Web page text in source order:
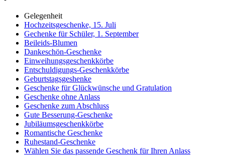
Gelegenheit
Hochzeitsgeschenke, 15. Juli
Gechenke für Schüler, 1. September
Beileids-Blumen
Dankeschön-Geschenke
Einweihungsgeschenkkörbe
Entschuldigungs-Geschenkkörbe
Geburtstagsgeshenke
Geschenke für Glückwünsche und Gratulation
Geschenke ohne Anlass
Geschenke zum Abschluss
Gute Besserung-Geschenke
Jubiläumsgeschenkkörbe
Romantische Geschenke
Ruhestand-Geschenke
Wählen Sie das passende Geschenk für Ihren Anlass